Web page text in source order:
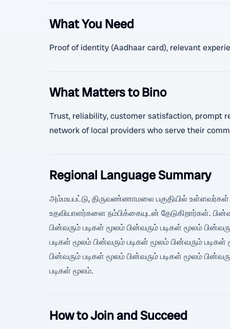
What You Need
Proof of identity (Aadhaar card), relevant
What Matters to Bino
Trust, reliability, customer satisfaction, prompt
network of local providers who serve their
Regional Language Summary
அம்மயபட்டு, திருவண்ணாமலை பகுதியில் உள்ளவர்கள்
உதவியாளர்களை நம்பிக்கையுடன் தேடுகிறார்கள்.
பின்வரும் படிகள் மூலம் பின்வரும் படிகள் மூலம்
படிகள் மூலம் பின்வரும் படிகள் மூலம் பின்வரும்
பின்வரும் படிகள் மூலம் பின்வரும் படிகள் மூலம்
படிகள் மூலம்.
How to Join and Succeed